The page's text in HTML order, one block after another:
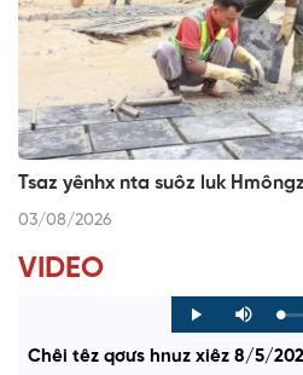
Tsaz yênhx nta suôz luk
03/08/2026
VIDEO
P
l
y
M
u
e
L
o
d
P
r
g
Chêi têz qơưs hnuz xiêz 8/5/